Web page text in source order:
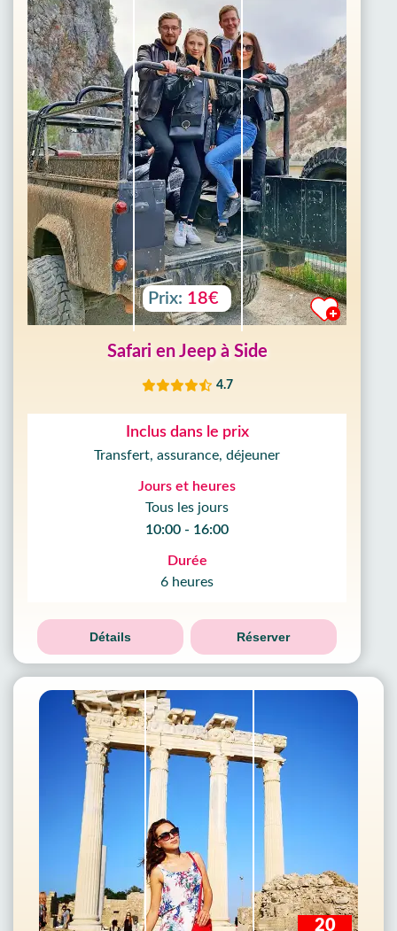
Prix: 18€
Safari en Jeep à Side
4.7
Inclus dans le prix
Transfert, assurance, déjeuner
Jours et heures
Tous les jours
10:00 - 16:00
Durée
6 heures
Détails Réserver
20